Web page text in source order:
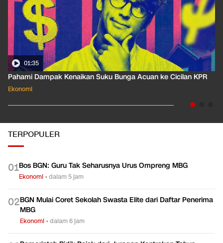
01:35
Pahami Dampak Kenaikan Suku Bunga Acuan ke Cicilan KPR
Ekonomi
TERPOPULER
01Bos BGN: Guru Tak Seharusnya Urus Ompreng MBG
Ekonomi •dalam 5 jam
02BGN Mulai Coret Sekolah Swasta Elite dari Daftar Penerima
MBG
Ekonomi •dalam 6 jam